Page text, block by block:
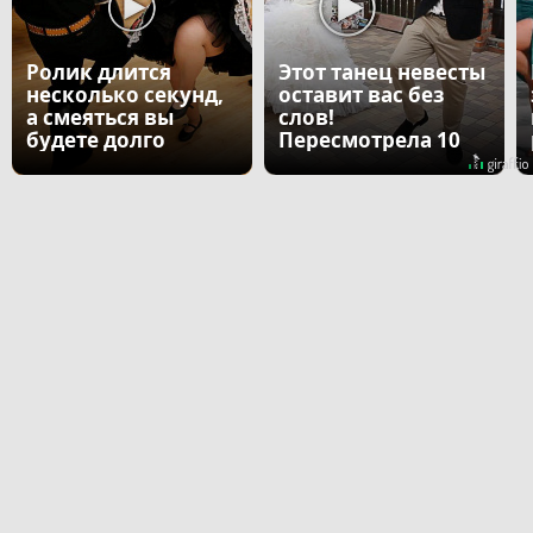
Ролик длится
несколько секунд,
а смеяться вы
будете долго
Этот танец невесты
оставит вас без
слов!
Пересмотрела 10